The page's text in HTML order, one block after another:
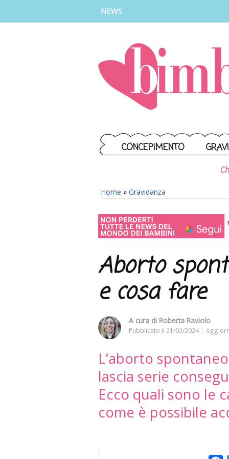
NEWS
CONCEPIMENTO
Home » Gravidanza
Aborto
e cosa fare
A cura di Roberta Raviolo
Pubblicato il 21/02/2024
L’aborto
lascia serie
Ecco quali sono le
come è possibile